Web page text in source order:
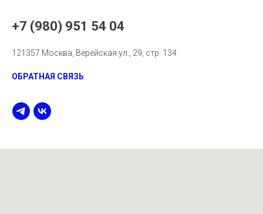
+7 (980) 951 54 04
121357 Москва, Верейская ул., 29, стр. 134
ОБРАТНАЯ СВЯЗЬ